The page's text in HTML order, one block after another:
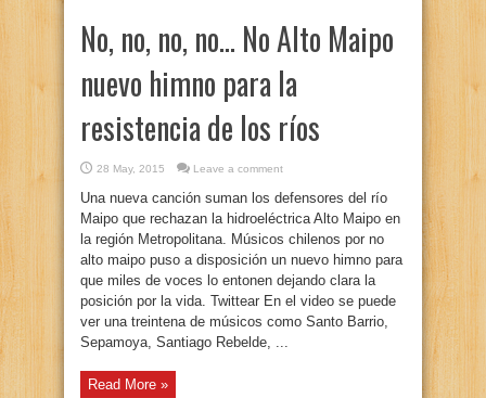
No, no, no, no… No Alto Maipo
nuevo himno para la
resistencia de los ríos
28 May, 2015 Leave a comment
Una nueva canción suman los defensores del río
Maipo que rechazan la hidroeléctrica Alto Maipo en
la región Metropolitana. Músicos chilenos por no
alto maipo puso a disposición un nuevo himno para
que miles de voces lo entonen dejando clara la
posición por la vida. Twittear En el video se puede
ver una treintena de músicos como Santo Barrio,
Sepamoya, Santiago Rebelde, ...
Read More »